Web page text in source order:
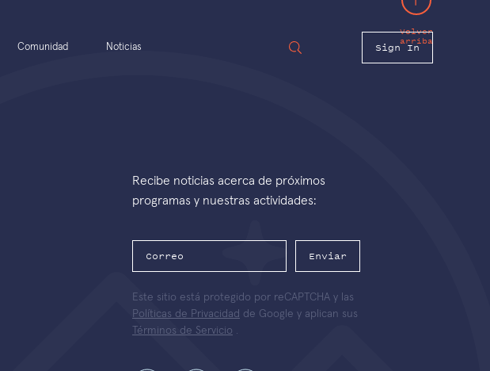
Comunidad Noticias Sign In
Volver
arriba
Recibe noticias acerca de próximos
programas y nuestras actividades:
Enviar
Este sitio está protegido por reCAPTCHA y las
Políticas de Privacidad de Google y aplican sus
Términos de Servicio .